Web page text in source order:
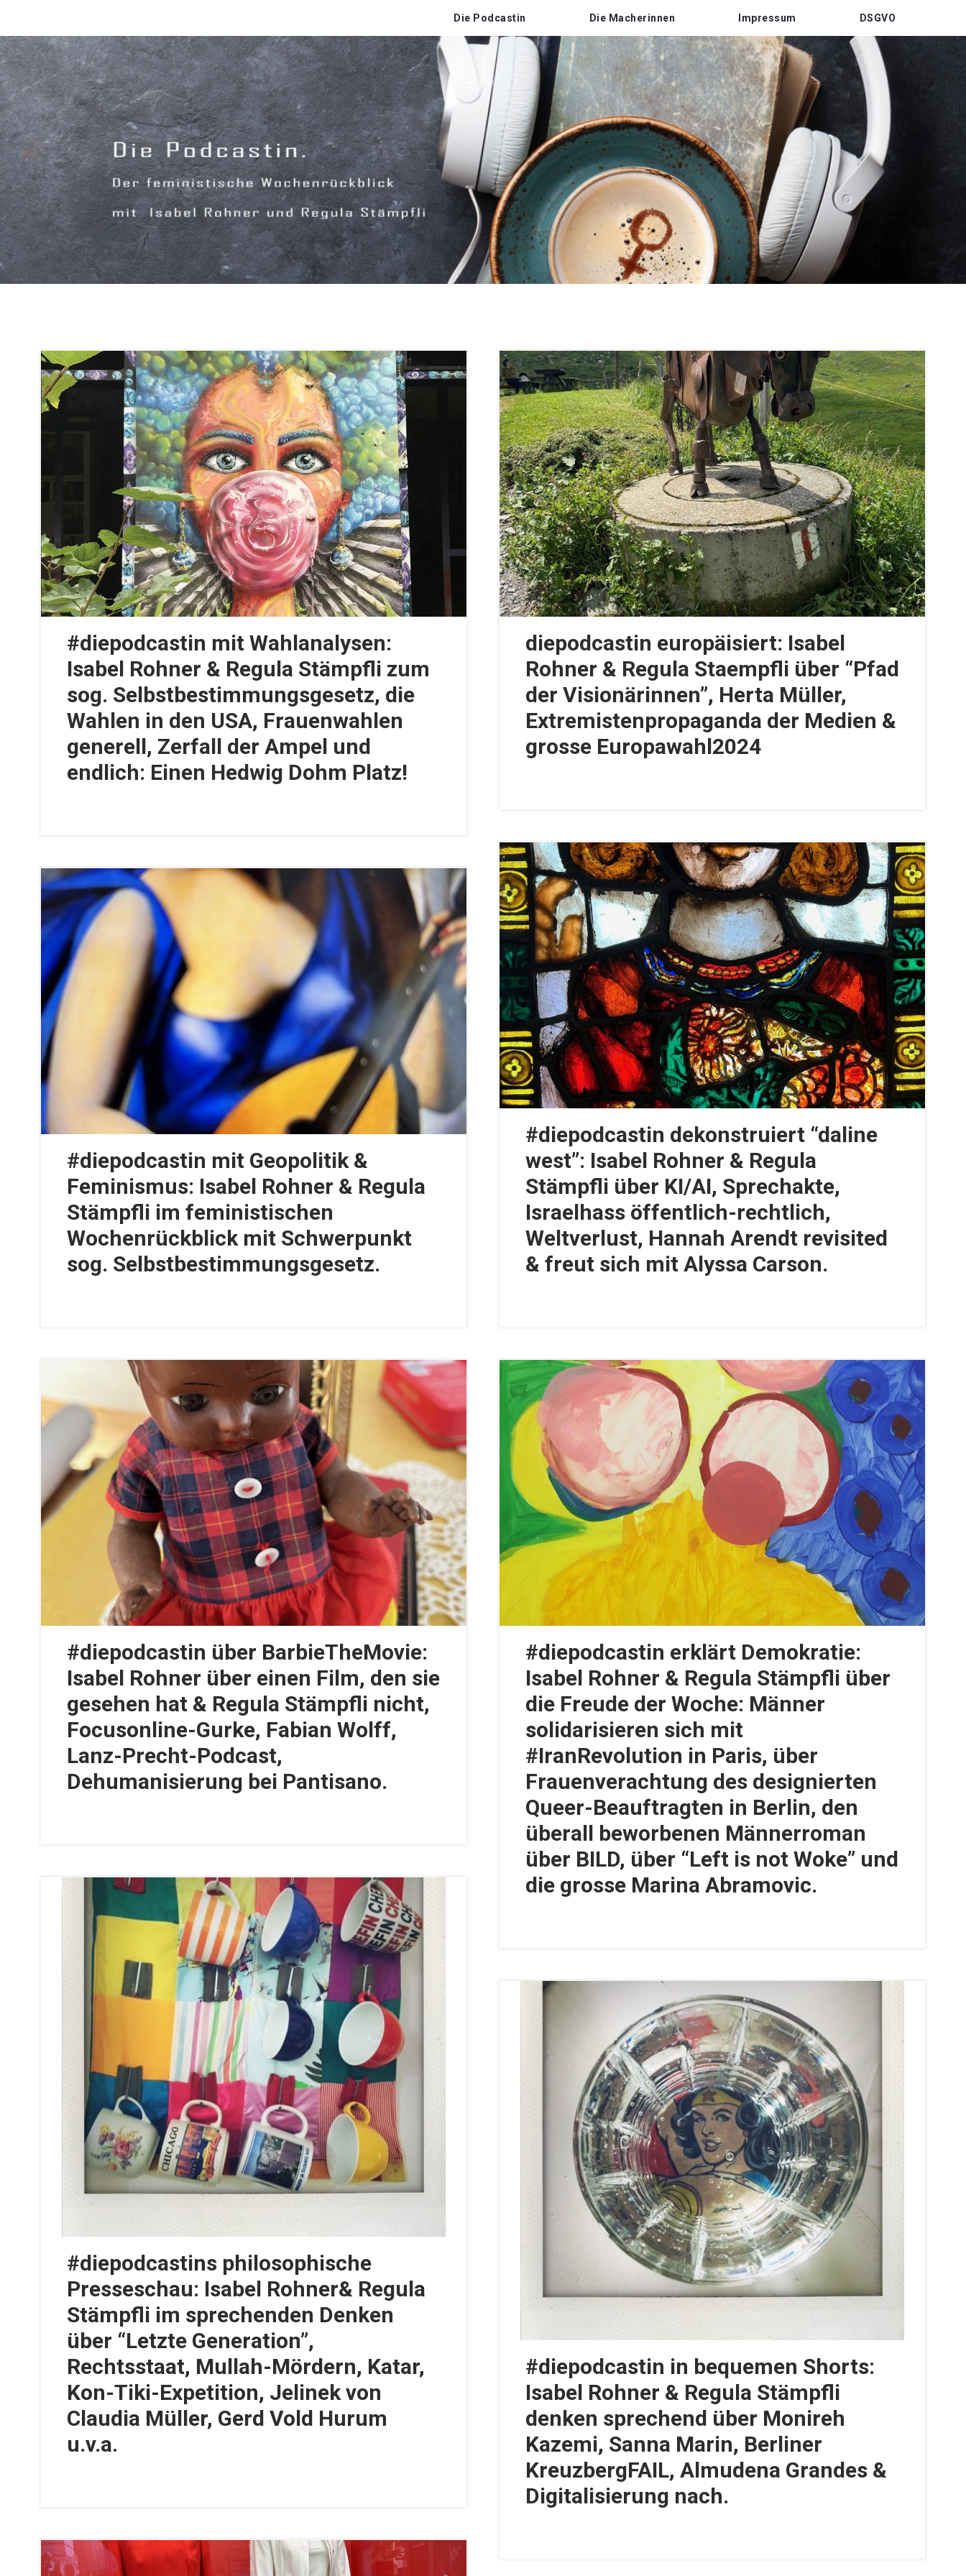
Die Podcastin Die Macherinnen Impressum DSGVO
#diepodcastin mit Wahlanalysen:
Isabel Rohner & Regula Stämpfli zum
sog. Selbstbestimmungsgesetz, die
Wahlen in den USA, Frauenwahlen
generell, Zerfall der Ampel und
endlich: Einen Hedwig Dohm Platz!
diepodcastin europäisiert: Isabel
Rohner & Regula Staempfli über “Pfad
der Visionärinnen”, Herta Müller,
Extremistenpropaganda der Medien &
grosse Europawahl2024
#diepodcastin dekonstruiert “daline
west”: Isabel Rohner & Regula
Stämpfli über KI/AI, Sprechakte,
Israelhass öffentlich-rechtlich,
Weltverlust, Hannah Arendt revisited
& freut sich mit Alyssa Carson.
#diepodcastin mit Geopolitik &
Feminismus: Isabel Rohner & Regula
Stämpfli im feministischen
Wochenrückblick mit Schwerpunkt
sog. Selbstbestimmungsgesetz.
#diepodcastin über BarbieTheMovie:
Isabel Rohner über einen Film, den sie
gesehen hat & Regula Stämpfli nicht,
Focusonline-Gurke, Fabian Wolff,
Lanz-Precht-Podcast,
Dehumanisierung bei Pantisano.
#diepodcastin erklärt Demokratie:
Isabel Rohner & Regula Stämpfli über
die Freude der Woche: Männer
solidarisieren sich mit
#IranRevolution in Paris, über
Frauenverachtung des designierten
Queer-Beauftragten in Berlin, den
überall beworbenen Männerroman
über BILD, über “Left is not Woke” und
die grosse Marina Abramovic.
#diepodcastins philosophische
Presseschau: Isabel Rohner& Regula
Stämpfli im sprechenden Denken
über “Letzte Generation”,
Rechtsstaat, Mullah-Mördern, Katar,
Kon-Tiki-Expetition, Jelinek von
Claudia Müller, Gerd Vold Hurum
u.v.a.
#diepodcastin in bequemen Shorts:
Isabel Rohner & Regula Stämpfli
denken sprechend über Monireh
Kazemi, Sanna Marin, Berliner
KreuzbergFAIL, Almudena Grandes &
Digitalisierung nach.